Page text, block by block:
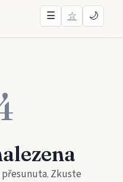
☰ ☆ 🌙
Zkuste